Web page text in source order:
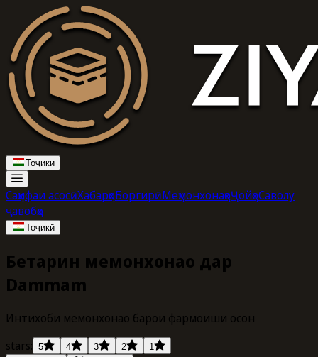
Тоҷикӣ
Саҳифаи асосӣХабарҳоБоргирӣМеҳмонхонаҳоҶойҳоСаволу
ҷавобҳо
Тоҷикӣ
Беҳтарин меҳмонхонаҳо дар
Dammam
Интихоби меҳмонхонаҳо барои фармоиши осон
stars: 5 4 3 2
1